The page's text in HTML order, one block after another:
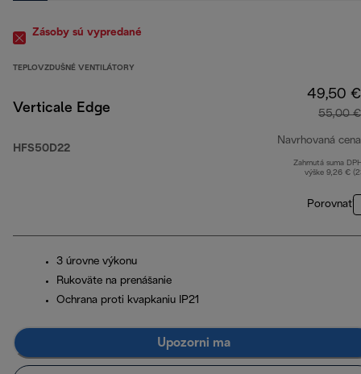
Zásoby sú vypredané
TEPLOVZDUŠNÉ VENTILÁTORY
Verticale Edge
HFS50D22
49,50 €
55,00 €
Navrhovaná cena
Zahrnutá suma
výške 9,26 €
Porovnať
3 úrovne výkonu
Rukoväte na prenášanie
Ochrana proti kvapkaniu IP21
Upozorni ma